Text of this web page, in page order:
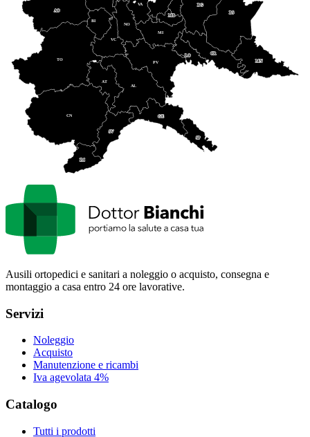
TO
VC
NO
CN
AT
AL
BI
AO
VA
MI
BG
BS
PV
CR
MN
LO
MB
IM
SV
GE
SP
Ausili ortopedici e sanitari a noleggio o acquisto, consegna e
montaggio a casa entro 24 ore lavorative.
Servizi
Noleggio
Acquisto
Manutenzione e ricambi
Iva agevolata 4%
Catalogo
Tutti i prodotti